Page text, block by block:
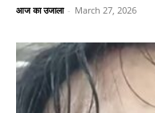
आज का उजाला - March 27, 2026